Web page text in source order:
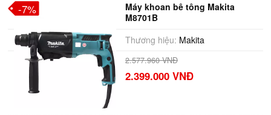
Máy khoan bê tông Makita
M8701B
Thương hiệu: Makita
2.577.960 VNĐ
2.399.000 VNĐ
-7%